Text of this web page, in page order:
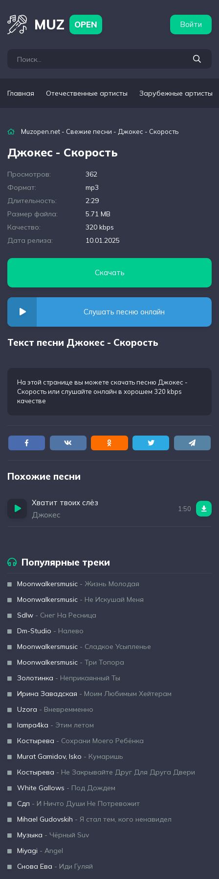
MUZ OPEN Войти
Главная Отечественные артисты Зарубежные артисты
Muzopen.net - Свежие песни - Джокес - Скорость
Джокес - Скорость
Просмотров:
362
Формат:
mp3
Длительность:
2:29
Размер файла:
5.71 MB
Качество:
320 kbps
Дата релиза:
10.01.2025
Скачать
Слушать песню онлайн
Текст песни Джокес - Скорость
На этой странице вы можете скачать песню Джокес -
Скоростьили слушайте онлайн в хорошем 320 kbps
качестве
Похожие песни
Хватит твоих слёз
Джокес
1:50
Популярные треки
Moonwalkersmusic - Жизнь Молодая
Moonwalkersmusic - Не Искушай Меня
Sdlw - Снег На Ресница
Dm-Studio - Налево
Moonwalkersmusic - Сладкое Усыпленье
Moonwalkersmusic - Три Топора
Золотинка - Неприкаянный Ты
Ирина Завадская - Моим Любимым Хейтерам
Uzora - Вневремменно
lampa4ka - Этим летом
Костырева - Сохрани Моего Ребёнка
Murat Gamidov, Isko - Кумаришь
Костырева - Не Закрывайте Друг Для Друга Двери
White Gallows - Под Дождем
Сдп - И Ничто Души Не Потревожит
Mihael Gudovskih - Я стал тем, кого ненавидел
Музыка - Чёрный Suv
Miyagi - Angel
Снова Ева - Иди Гуляй
артисты Популярные подборки